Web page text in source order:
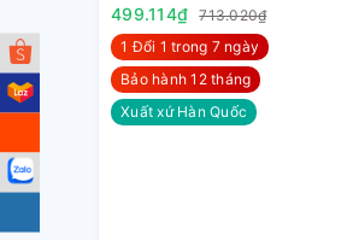
24VDC
499.114₫
713.020₫
1 Đổi 1 trong 7 ngày
Bảo hành 12 tháng
Xuất xứ Hàn Quốc